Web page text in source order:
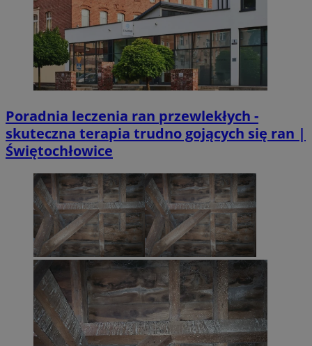
Poradnia leczenia ran przewlekłych -
skuteczna terapia trudno gojących się ran |
Świętochłowice